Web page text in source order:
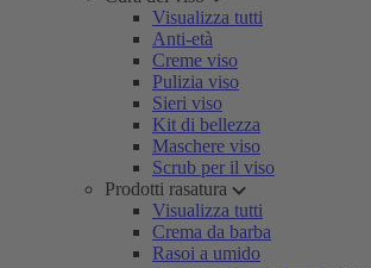
Visualizza tutti
Anti-età
Creme viso
Pulizia viso
Sieri viso
Kit di bellezza
Maschere viso
Scrub per il viso
Prodotti rasatura
Visualizza tutti
Crema da barba
Rasoi a umido